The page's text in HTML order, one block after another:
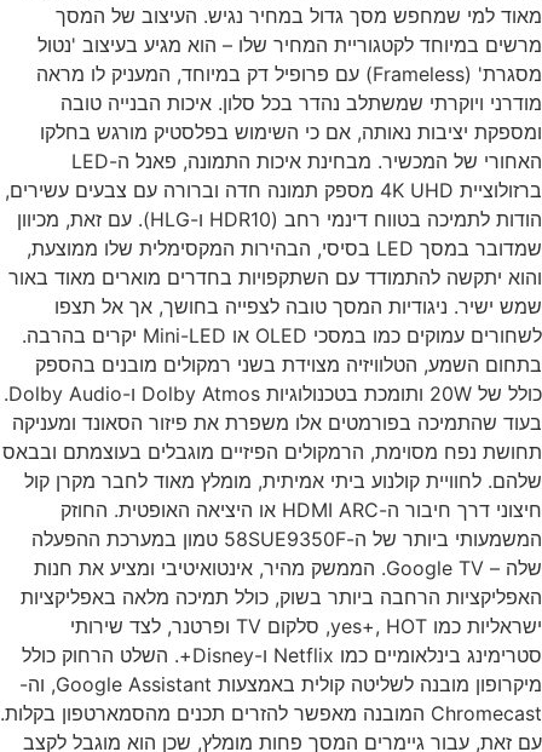
למי שמחפש מסך גדול במחיר נגיש. העיצוב של המסך
במיוחד לקטגוריית המחיר שלו – הוא מגיע בעיצוב 'נטול
מסגרת' (Frameless) עם פרופיל דק במיוחד, המעניק לו מראה
ויוקרתי שמשתלב נהדר בכל סלון. איכות הבנייה טובה
יציבות נאותה, אם כי השימוש בפלסטיק מורגש בחלקו
האחורי של המכשיר. מבחינת איכות התמונה, פאנל ה-LED
ברזולוציית 4K UHD מספק תמונה חדה וברורה עם צבעים עשירים,
הודות לתמיכה בטווח דינמי רחב (HDR10 ו-HLG). עם זאת, מכיוון
שמדובר במסך LED בסיסי, הבהירות המקסימלית שלו ממוצעת,
יתקשה להתמודד עם השתקפויות בחדרים מוארים מאוד באור
ישיר. ניגודיות המסך טובה לצפייה בחושך, אך אל תצפו
לשחורים עמוקים כמו במסכי OLED או Mini-LED יקרים בהרבה.
השמע, הטלוויזיה מצוידת בשני רמקולים מובנים בהספק
כולל של 20W ותומכת בטכנולוגיות Dolby Atmos ו-Dolby Audio.
שהתמיכה בפורמטים אלו משפרת את פיזור הסאונד ומעניקה
נפח מסוימת, הרמקולים הפיזיים מוגבלים בעוצמתם ובבאס
לחוויית קולנוע ביתי אמיתית, מומלץ מאוד לחבר מקרן קול
חיצוני דרך חיבור ה-HDMI ARC או היציאה האופטית. החוזק
המשמעותי ביותר של ה-58SUE9350F טמון במערכת ההפעלה
שלה – Google TV. הממשק מהיר, אינטואיטיבי ומציע את חנות
הרחבה ביותר בשוק, כולל תמיכה מלאה באפליקציות
ישראליות כמו yes+, HOT, סלקום TV ופרטנר, לצד שירותי
סטרימינג בינלאומיים כמו Netflix ו-Disney+. השלט הרחוק כולל
מיקרופון מובנה לשליטה קולית באמצעות Google Assistant, וה-
Chromecast המובנה מאפשר להזרים תכנים מהסמארטפון בקלות.
זאת, עבור גיימרים המסך פחות מומלץ, שכן הוא מוגבל לקצב